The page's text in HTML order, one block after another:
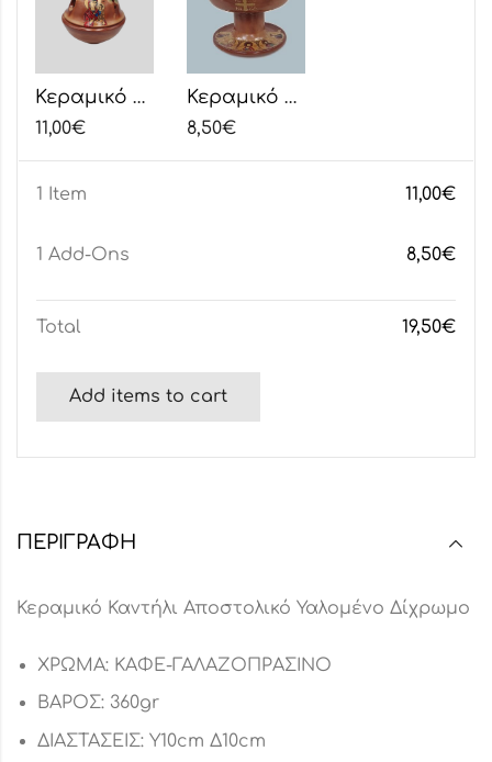
Κεραμικό Καντήλι Αποστολικό Υαλομένο Δίχρωμο
11,00€
Κεραμικό Υαλομένο Θυμιατό Καφέ
8,50€
1 Item 11,00€
1 Add-Ons 8,50€
Total 19,50€
Add items to cart
ΠΕΡΙΓΡΑΦΉ
Κεραμικό Καντήλι Αποστολικό Υαλομένο Δίχρωμο
ΧΡΩΜΑ: ΚΑΦΕ-ΓΑΛΑΖΟΠΡΑΣΙΝΟ
ΒΑΡΟΣ: 360gr
ΔΙΑΣΤΑΣΕΙΣ: Υ10cm Δ10cm